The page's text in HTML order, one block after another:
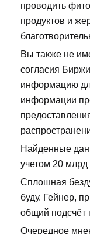
проводить
продуктов и
Вы также не
согласия
информацию
информации
Найденные
учетом 20 млрд
Сплошная
буду. Гейнер,
общий подсчёт
Очередное